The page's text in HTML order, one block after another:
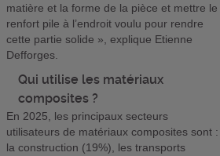
matière et la forme de la pièce et mettre le
renfort pile à l’endroit voulu pour rendre
cette partie solide », explique Etienne
Defforges.
Qui utilise les matériaux
composites ?
En 2025, les principaux secteurs
utilisateurs de matériaux composites sont :
la construction (19%), les transports